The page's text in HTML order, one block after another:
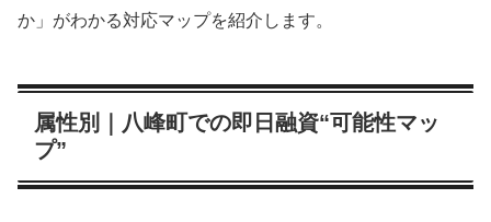
か」がわかる対応マップを紹介します。
属性別｜八峰町での即日融資“可能性マッ
プ”